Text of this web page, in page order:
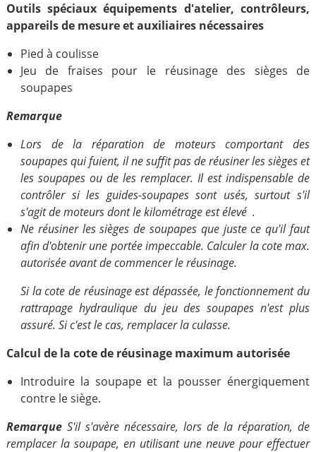
Outils spéciaux équipements d'atelier, contrôleurs,
appareils de mesure et auxiliaires nécessaires
Pied à coulisse
Jeu de fraises pour le réusinage des sièges de
soupapes
Remarque
Lors de la réparation de moteurs comportant des
soupapes qui fuient, il ne suffit pas de réusiner les sièges et
les soupapes ou de les remplacer. Il est indispensable de
contrôler si les guides-soupapes sont usés, surtout s'il
s'agit de moteurs dont le kilométrage est élevé .
Ne réusiner les sièges de soupapes que juste ce qu'il faut
afin d'obtenir une portée impeccable. Calculer la cote max.
autorisée avant de commencer le réusinage.
Si la cote de réusinage est dépassée, le fonctionnement du
rattrapage hydraulique du jeu des soupapes n'est plus
assuré. Si c'est le cas, remplacer la culasse.
Calcul de la cote de réusinage maximum autorisée
Introduire la soupape et la pousser énergiquement
contre le siège.
RemarqueS'il s'avère nécessaire, lors de la réparation, de
remplacer la soupape, en utilisant une neuve pour effectuer